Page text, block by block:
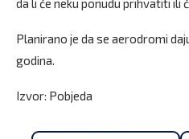
da li će neku ponudu prihvatiti ili
Planirano je da se aerodromi
godina.
Izvor: Pobjeda